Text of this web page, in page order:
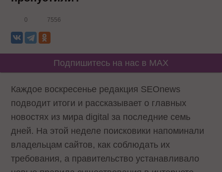
0 7556
Подпишитесь на нас в MAX
Каждое воскресенье редакция SEOnews
подводит итоги и рассказывает о главных
новостях из мира digital за последние семь
дней. На этой неделе поисковики напоминали
владельцам сайтов, как соблюдать их
требования, а правительство устанавливало